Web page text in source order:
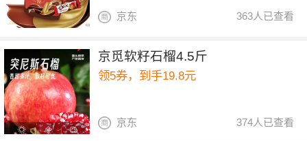
363人已查看
京东
京觅软籽石榴4.5斤
领5券，到手19.8元
374人已查看
京东